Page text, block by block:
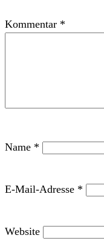
Kommentar *
Name *
E-Mail-Adresse *
Website